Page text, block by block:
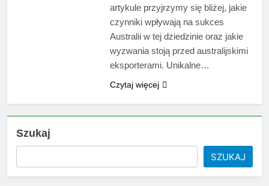
artykule przyjrzymy się bliżej, jakie
czynniki wpływają na sukces
Australii w tej dziedzinie oraz jakie
wyzwania stoją przed australijskimi
eksporterami. Unikalne…
Czytaj więcej
Szukaj
SZUKAJ